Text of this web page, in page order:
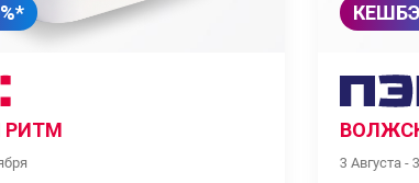
РИТМ
3 Августа -